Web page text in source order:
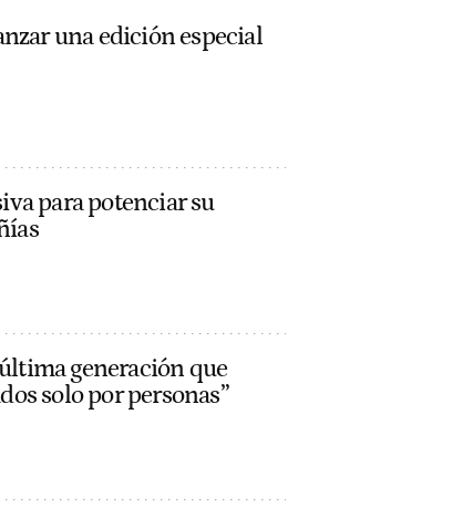
una edición especial
para potenciar su
generación que
solo por personas”